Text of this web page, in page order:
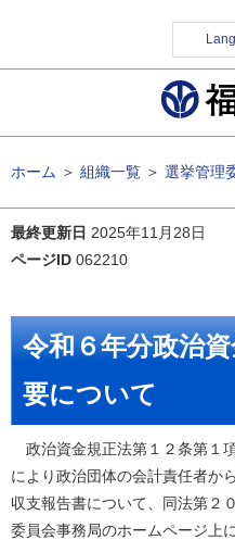
ホーム ＞ 組織一覧 ＞ 選挙管理
最終更新日 2025年11月28日
ページID 062210
令和６年分政治
要について
政治資金規正法第１２条第１
により政治団体の会計責任者か
収支報告書について、同法第２
委員会事務局のホームページ上